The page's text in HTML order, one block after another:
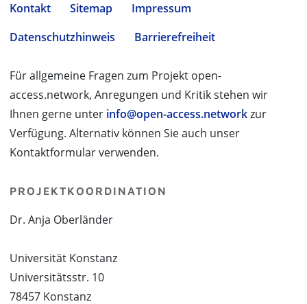
Kontakt Sitemap
Impressum
Datenschutzhinweis
Barrierefreiheit
Für allgemeine Fragen zum Projekt open-
access.network, Anregungen und Kritik stehen wir
Ihnen gerne unter info@open-access.networkzur
Verfügung. Alternativ können Sie auch unser
Kontaktformular verwenden.
PROJEKTKOORDINATION
Dr. Anja Oberländer
Universität Konstanz
Universitätsstr. 10
78457 Konstanz